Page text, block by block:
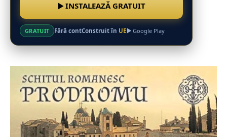
INSTALEAZĂ GRATUIT
GRATUIT Fără contConstruit în UE Google Play